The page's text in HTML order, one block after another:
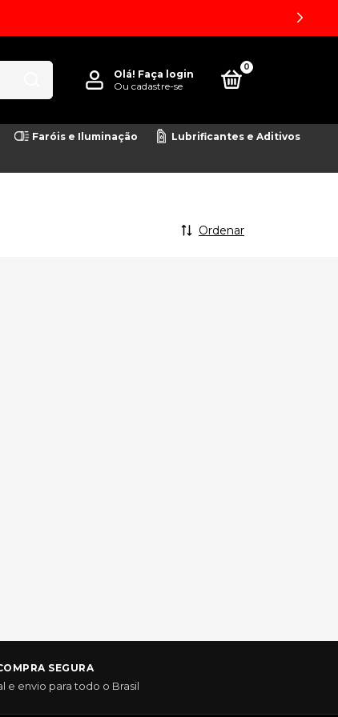
Olá! Faça login
Ou cadastre-se
0
Faróis e Iluminação
Lubrificantes e Aditivos
Ordenar
SEGURA
e envio para todo o Brasil